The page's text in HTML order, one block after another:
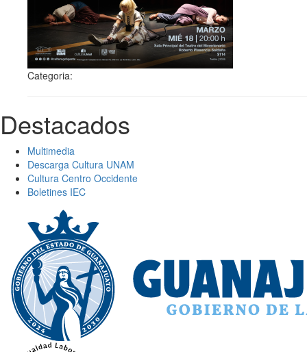
Categoria:
Destacados
Multimedia
Descarga Cultura UNAM
Cultura Centro Occidente
Boletines IEC